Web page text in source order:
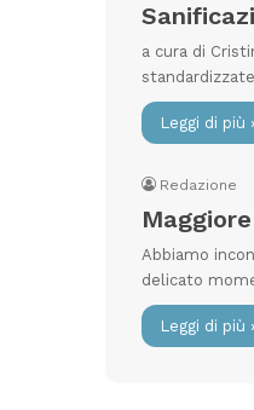
a cura di
Leggi di più
Redazione
Abbiamo
delicato
Leggi di più